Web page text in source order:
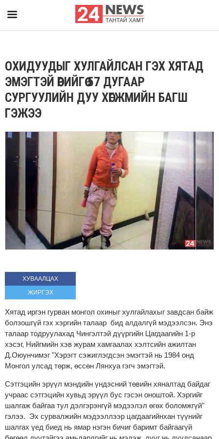
ОХИДУУДЫГ ХУЛГАЙЛСАН ГЭХ ХЯТАД
ЭМЭГТЭЙ ӨӨРИЙГӨӨ 57 ДУГААР
СУРГУУЛИЙН ДУУ ХӨГЖМИЙН БАГШ
ГЭЖЭЭ
ХУВААЛЦАХ
ЖИРГЭХ
Хятад иргэн гурван монгол охиныг хулгайлахыг завдсан байж
болзошгүй гэх хэргийн талаар бид алдалгүй мэдээлсэн. Энэ
талаар тодруулахад Чингэлтэй дүүргийн Цагдаагийн 1-р
хэсэг, Нийгмийн хэв журам хамгаалах хэлтсийн ажилтан
Д.Оюунчимэг "Хэрэгт сэжиглэгдсэн эмэгтэй нь 1984 онд
Монгол улсад төрж, өссөн Лянхуа гэгч эмэгтэй.
Сэтгэцийн эрүүл мэндийн үндэсний төвийн хяналтад байдаг
учраас сэтгэцийн хувьд эрүүл бус гэсэн оноштой. Хэргийг
шалгаж байгаа тул дэлгэрэнгүй мэдээлэл өгөх боломжгүй"
гэлээ. Эх сурвалжийн мэдээллээр цагдаагийнхан түүнийг
шалгах үед биед нь ямар нэгэн бичиг баримт байгаагүй